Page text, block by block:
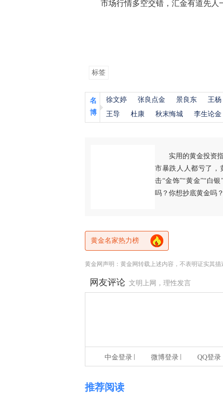
市场行情多空交错，汇金有道先人
标签
名
博
徐文婷 张良点金 景良东 王杨
王导
杜康 秋末悔城 李生论金
实用的黄金投资
市暴跌人人都亏了，
击“金饰”“黄金”“白
吗？你想抄底黄金吗？
黄金名家热力榜
黄金网声明：黄金网转载上述内容，不表明证实其
网友评论 文明上网，理性发言
中金登录 微博登录 QQ登录
推荐阅读